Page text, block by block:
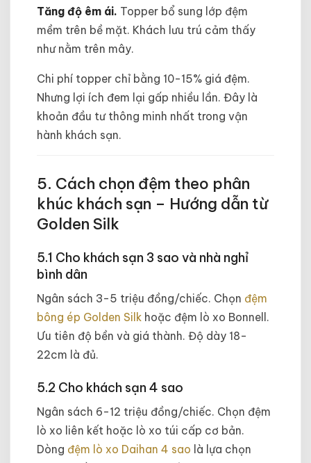
Tăng độ êm ái. Topper bổ sung lớp đệm
mềm trên bề mặt. Khách lưu trú cảm thấy
như nằm trên mây.
Chi phí topper chỉ bằng 10-15% giá đệm.
Nhưng lợi ích đem lại gấp nhiều lần. Đây là
khoản đầu tư thông minh nhất trong vận
hành khách sạn.
5. Cách chọn đệm theo phân
khúc khách sạn – Hướng dẫn từ
Golden Silk
5.1 Cho khách sạn 3 sao và nhà nghỉ
bình dân
Ngân sách 3-5 triệu đồng/chiếc. Chọn đệm
bông ép Golden Silk hoặc đệm lò xo Bonnell.
Ưu tiên độ bền và giá thành. Độ dày 18-
22cm là đủ.
5.2 Cho khách sạn 4 sao
Ngân sách 6-12 triệu đồng/chiếc. Chọn đệm
lò xo liên kết hoặc lò xo túi cấp cơ bản.
Dòng đệm lò xo Daihan 4 sao là lựa chọn